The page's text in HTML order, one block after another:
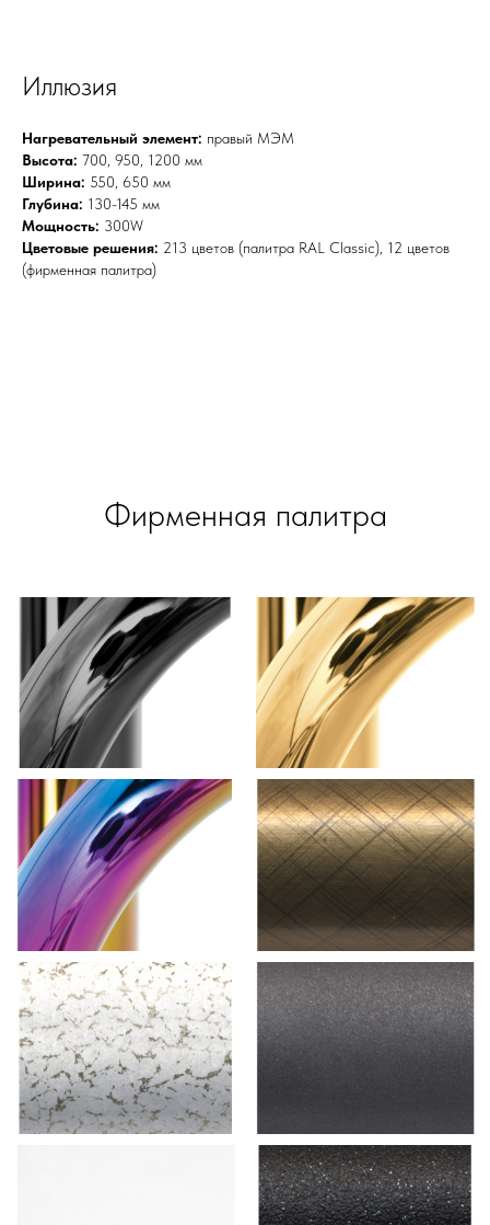
Иллюзия
Нагревательный элемент: правый МЭМ
Высота: 700, 950, 1200 мм
Ширина: 550, 650 мм
Глубина: 130-145 мм
Мощность: 300W
Цветовые решения: 213 цветов (палитра RAL Classic), 12 цветов
(фирменная палитра)
Фирменная палитра